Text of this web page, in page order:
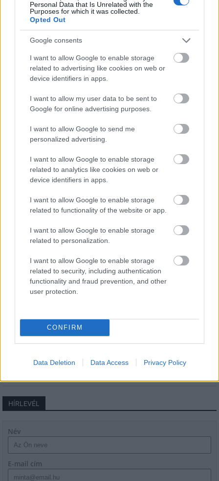
Personal Data that Is Unrelated with the
Purposes for which it was collected.
Opted Out
Google consents
I want to allow Google to enable storage
related to advertising like cookies on web or
device identifiers in apps.
I want to allow my user data to be sent to
Google for online advertising purposes.
I want to allow Google to send me
personalized advertising.
I want to allow Google to enable storage
related to analytics like cookies on web or
device identifiers in apps.
I want to allow Google to enable storage
related to functionality of the website or app.
I want to allow Google to enable storage
related to personalization.
I want to allow Google to enable storage
related to security, including authentication
functionality and fraud prevention, and other
user protection.
CONFIRM
Data Deletion Data Access Privacy Policy
műemlékfelújítás műemlék
Történelmi táj, amelynek minden köve mesél –
megújul a tatai Angolkert
műemlékek, köztük a különleges Műromok, valamint a közeli
Várkanyarban álló Nepomuki Szent János híd és szobor is.
M1 bővítés: már zajlik a teljesen új
Bicske Kelet csomópont építése
csomópont épül Angyalföldön
Másfélszeresére bővítik
Hódmezővásárhely jó hírű református
iskoláját
Látványos építési szakasz indult be a
Flórián téri felüljárón
HÍRLEVÉL
Név
E-mail cím